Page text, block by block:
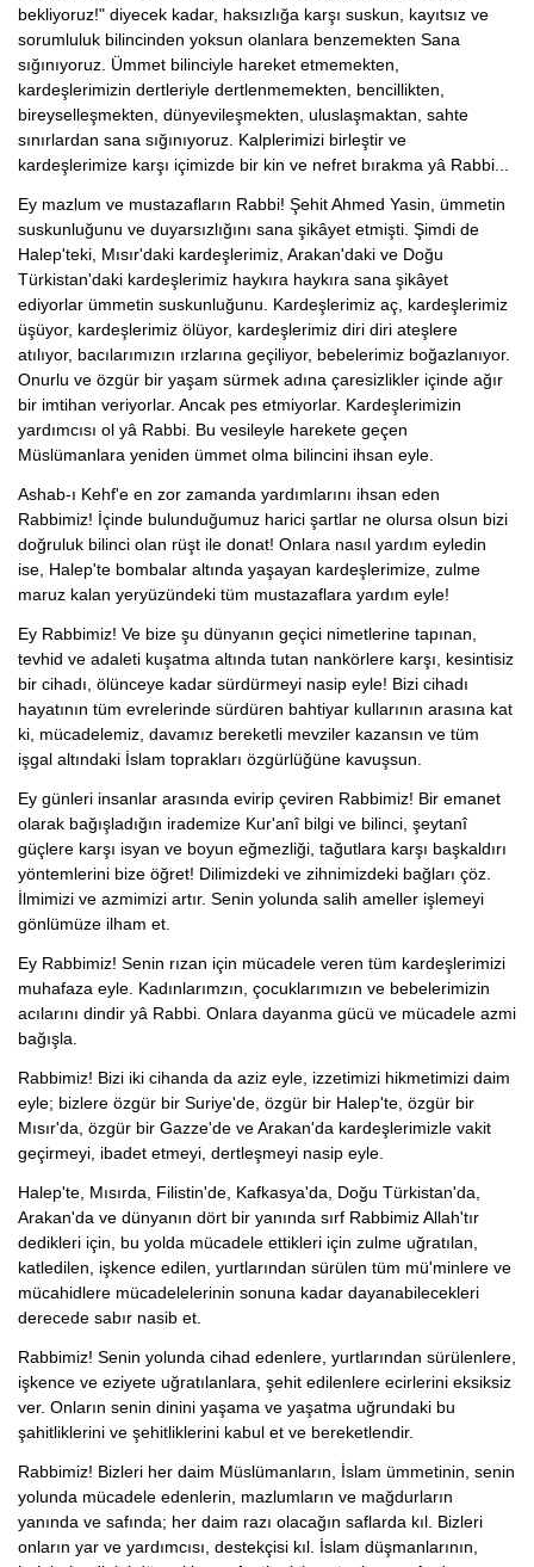
bekliyoruz!" diyecek kadar, haksızlığa karşı suskun, kayıtsız ve
sorumluluk bilincinden yoksun olanlara benzemekten Sana
sığınıyoruz. Ümmet bilinciyle hareket etmemekten,
kardeşlerimizin dertleriyle dertlenmemekten, bencillikten,
bireyselleşmekten, dünyevileşmekten, uluslaşmaktan, sahte
sınırlardan sana sığınıyoruz. Kalplerimizi birleştir ve
kardeşlerimize karşı içimizde bir kin ve nefret bırakma yâ Rabbi...
Ey mazlum ve mustazafların Rabbi! Şehit Ahmed Yasin, ümmetin
suskunluğunu ve duyarsızlığını sana şikâyet etmişti. Şimdi de
Halep'teki, Mısır'daki kardeşlerimiz, Arakan'daki ve Doğu
Türkistan'daki kardeşlerimiz haykıra haykıra sana şikâyet
ediyorlar ümmetin suskunluğunu. Kardeşlerimiz aç, kardeşlerimiz
üşüyor, kardeşlerimiz ölüyor, kardeşlerimiz diri diri ateşlere
atılıyor, bacılarımızın ırzlarına geçiliyor, bebelerimiz boğazlanıyor.
Onurlu ve özgür bir yaşam sürmek adına çaresizlikler içinde ağır
bir imtihan veriyorlar. Ancak pes etmiyorlar. Kardeşlerimizin
yardımcısı ol yâ Rabbi. Bu vesileyle harekete geçen
Müslümanlara yeniden ümmet olma bilincini ihsan eyle.
Ashab-ı Kehf'e en zor zamanda yardımlarını ihsan eden
Rabbimiz! İçinde bulunduğumuz harici şartlar ne olursa olsun bizi
doğruluk bilinci olan rüşt ile donat! Onlara nasıl yardım eyledin
ise, Halep'te bombalar altında yaşayan kardeşlerimize, zulme
maruz kalan yeryüzündeki tüm mustazaflara yardım eyle!
Ey Rabbimiz! Ve bize şu dünyanın geçici nimetlerine tapınan,
tevhid ve adaleti kuşatma altında tutan nankörlere karşı, kesintisiz
bir cihadı, ölünceye kadar sürdürmeyi nasip eyle! Bizi cihadı
hayatının tüm evrelerinde sürdüren bahtiyar kullarının arasına kat
ki, mücadelemiz, davamız bereketli mevziler kazansın ve tüm
işgal altındaki İslam toprakları özgürlüğüne kavuşsun.
Ey günleri insanlar arasında evirip çeviren Rabbimiz! Bir emanet
olarak bağışladığın irademize Kur'anî bilgi ve bilinci, şeytanî
güçlere karşı isyan ve boyun eğmezliği, tağutlara karşı başkaldırı
yöntemlerini bize öğret! Dilimizdeki ve zihnimizdeki bağları çöz.
İlmimizi ve azmimizi artır. Senin yolunda salih ameller işlemeyi
gönlümüze ilham et.
Ey Rabbimiz! Senin rızan için mücadele veren tüm kardeşlerimizi
muhafaza eyle. Kadınlarımzın, çocuklarımızın ve bebelerimizin
acılarını dindir yâ Rabbi. Onlara dayanma gücü ve mücadele azmi
bağışla.
Rabbimiz! Bizi iki cihanda da aziz eyle, izzetimizi hikmetimizi daim
eyle; bizlere özgür bir Suriye'de, özgür bir Halep'te, özgür bir
Mısır'da, özgür bir Gazze'de ve Arakan'da kardeşlerimizle vakit
geçirmeyi, ibadet etmeyi, dertleşmeyi nasip eyle.
Halep'te, Mısırda, Filistin'de, Kafkasya'da, Doğu Türkistan'da,
Arakan'da ve dünyanın dört bir yanında sırf Rabbimiz Allah'tır
dedikleri için, bu yolda mücadele ettikleri için zulme uğratılan,
katledilen, işkence edilen, yurtlarından sürülen tüm mü'minlere ve
mücahidlere mücadelelerinin sonuna kadar dayanabilecekleri
derecede sabır nasib et.
Rabbimiz! Senin yolunda cihad edenlere, yurtlarından sürülenlere,
işkence ve eziyete uğratılanlara, şehit edilenlere ecirlerini eksiksiz
ver. Onların senin dinini yaşama ve yaşatma uğrundaki bu
şahitliklerini ve şehitliklerini kabul et ve bereketlendir.
Rabbimiz! Bizleri her daim Müslümanların, İslam ümmetinin, senin
yolunda mücadele edenlerin, mazlumların ve mağdurların
yanında ve safında; her daim razı olacağın saflarda kıl. Bizleri
onların yar ve yardımcısı, destekçisi kıl. İslam düşmanlarının,